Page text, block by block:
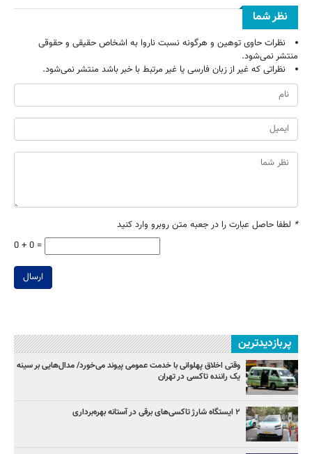
نظر شما
نظرات حاوی توهین و هرگونه نسبت ناروا به اشخاص حقیقی و حقوقی
منتشر نمی‌شود.
نظراتی که غیر از زبان فارسی یا غیر مرتبط با خبر باشد منتشر نمی‌شود.
* لطفا حاصل عبارت را در جعبه متن روبرو وارد کنید
0 + 0 =
ارسال
پربازدیدترین
وقتی اخلاق پهلوانی با خدمت عمومی پیوند می‌خورد/ مدال‌هایی بر سینه
یک راننده تاکسی در تهران
۲ ایستگاه شارژ تاکسی‌های برقی در آستانه بهره‌برداری